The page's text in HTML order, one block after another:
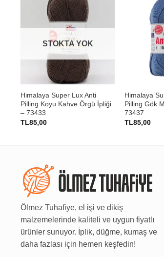
STOKTA YOK
Himalaya Super Lux Anti
Pilling Koyu Kahve Örgü İpliği
– 73433
TL85,00
Himalaya
Pilling Gök
73437
TL85,00
Ölmez Tuhafiye, el işi ve dikiş
malzemelerinde kaliteli ve uygun fiyatlı
ürünler sunuyor. İplik, düğme, kumaş ve
daha fazlası için hemen keşfedin!